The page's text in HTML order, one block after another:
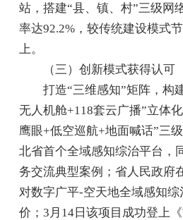
站，搭建“县、镇、村”三级网
率达92.2%，较传统建设模式
上。
（三）创新模式获得认可
打造“三维感知”矩阵，构
无人机舱+118套云广播”立体
鹰眼+低空巡航+地面喊话”三
北省首个全域感知综治平台，
务交流典型案例；省人民政府
对数字广平-空天地全域感知
价；3月14日该项目成功登上